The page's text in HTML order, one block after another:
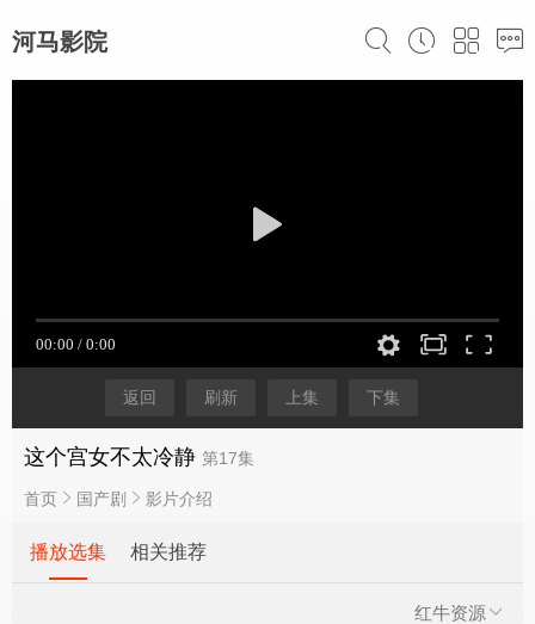
河马影院
返回 刷新 上集 下集
这个宫女不太冷静 第17集
首页 国产剧 影片介绍
播放选集 相关推荐
红牛资源